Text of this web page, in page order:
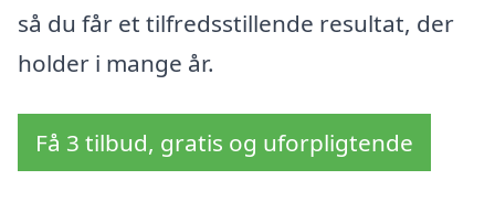
så du får et tilfredsstillende resultat, der
holder i mange år.
Få 3 tilbud, gratis og uforpligtende